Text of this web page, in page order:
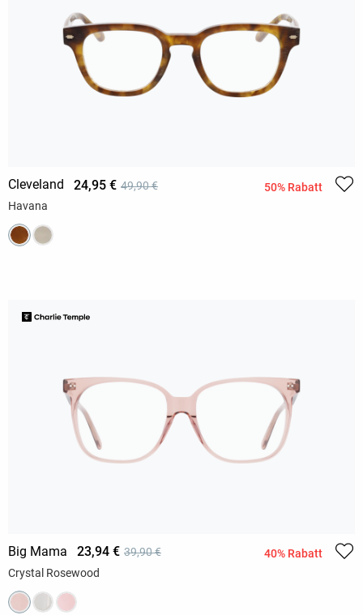
Cleveland 24,95 € 49,90 €
50% Rabatt
Havana
Big Mama 23,94 € 39,90 €
40% Rabatt
Crystal Rosewood